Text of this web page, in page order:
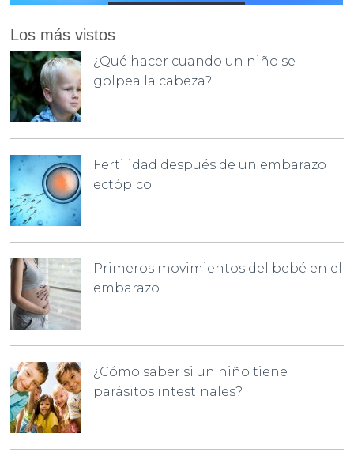
Los más vistos
¿Qué hacer cuando un niño se
golpea la cabeza?
Fertilidad después de un embarazo
ectópico
Primeros movimientos del bebé en el
embarazo
¿Cómo saber si un niño tiene
parásitos intestinales?